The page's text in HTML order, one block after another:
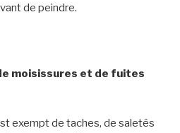
de peindre.
moisissures et de fuites
exempt de taches, de saletés